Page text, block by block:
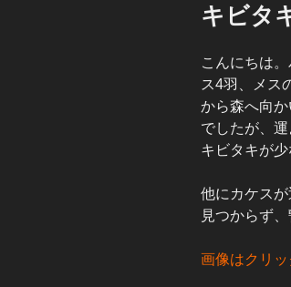
日:
キビタ
こんにちは
ス4羽、メス
から森へ向
でしたが、
キビタキが
他にカケス
見つからず
画像はクリッ